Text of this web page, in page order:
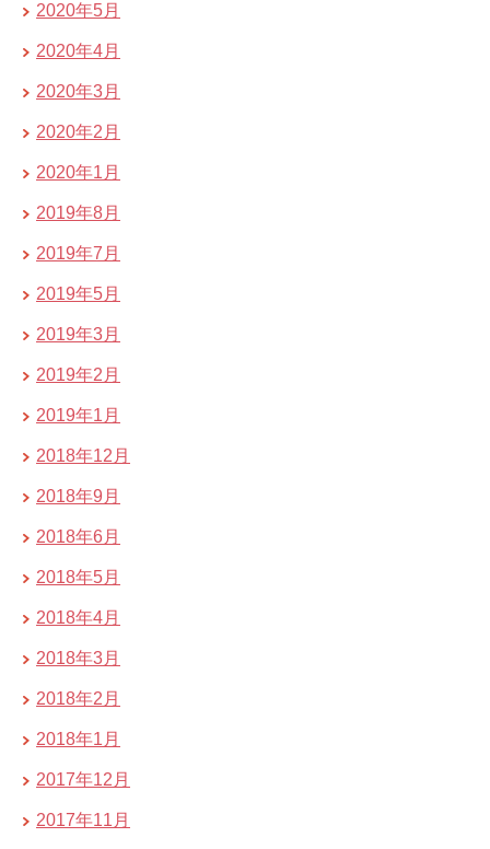
2020年5月
2020年4月
2020年3月
2020年2月
2020年1月
2019年8月
2019年7月
2019年5月
2019年3月
2019年2月
2019年1月
2018年12月
2018年9月
2018年6月
2018年5月
2018年4月
2018年3月
2018年2月
2018年1月
2017年12月
2017年11月